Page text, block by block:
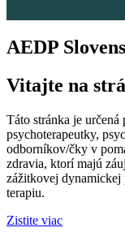
AEDP
Vitajte na
Táto stránka je určená
psychoterapeutky,
odborníkov/čky v
zdravia, ktorí majú
zážitkovej dynamickej
terapiu.
Zistite viac